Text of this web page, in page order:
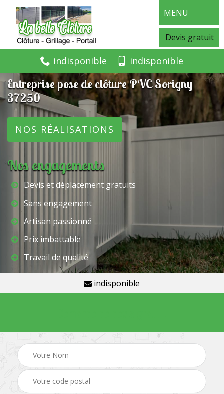
MENU
Devis gratuit
indisponible indisponible
Entreprise pose de clôture PVC Sorigny
37250
NOS RÉALISATIONS
Nos engagements
Devis et déplacement gratuits
Sans engagement
Artisan passionné
Prix imbattable
Travail de qualité
indisponible